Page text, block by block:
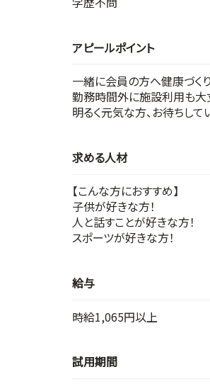
アピールポイント
一緒に会員の方へ健康づくり
勤務時間外に施設利用も大
明るく元気な方、お待ちして
求める人材
【こんな方におすすめ】
子供が好きな方！
人と話すことが好きな方！
スポーツが好きな方！
給与
時給1,065円以上
試用期間